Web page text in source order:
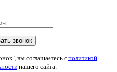
вы соглашаетесь с политикой
нашего сайта.